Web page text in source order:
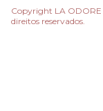
Copyright LA ODORE
direitos reservados.